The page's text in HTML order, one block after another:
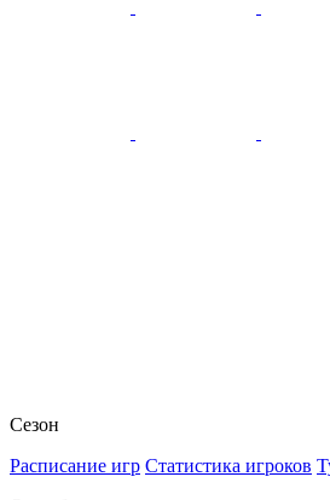
Сезон
Расписание игр Статистика игроков